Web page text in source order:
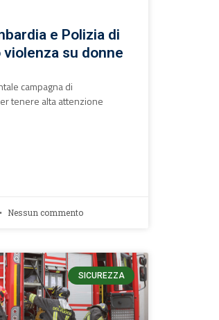
e Polizia di
su donne
campagna di
tenere alta attenzione
Nessun commento
SICUREZZA